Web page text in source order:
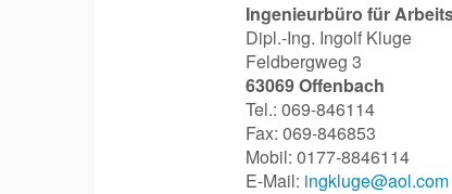
Ingenieurbüro für
Dipl.-Ing. Ingolf Kluge
Feldbergweg 3
63069 Offenbach
Tel.: 069-846114
Fax: 069-846853
Mobil: 0177-8846114
E-Mail: ingkluge@aol.com